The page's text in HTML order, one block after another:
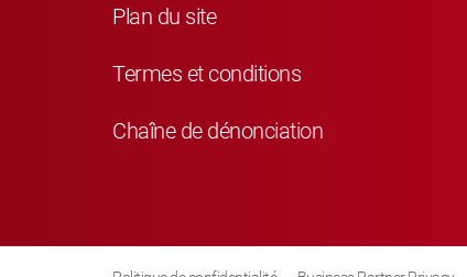
Plan du site
Termes et conditions
Chaîne de dénonciation